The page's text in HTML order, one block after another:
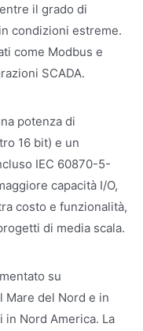
il grado di
condizioni estreme.
come Modbus e
SCADA.
potenza di
16 bit) e un
IEC 60870-5-
capacità I/O,
costo e funzionalità,
di media scala.
su
del Nord e in
Nord America. La